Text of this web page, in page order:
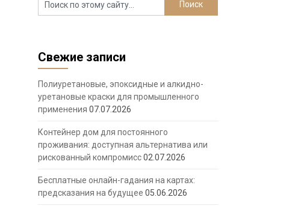
Свежие записи
Полиуретановые, эпоксидные и алкидно-
уретановые краски для промышленного
применения 07.07.2026
Контейнер дом для постоянного
проживания: доступная альтернатива или
рискованный компромисс02.07.2026
Бесплатные онлайн-гадания на картах:
предсказания на будущее 05.06.2026